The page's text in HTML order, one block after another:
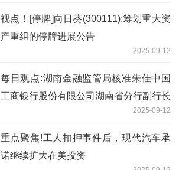
视点！[停牌]向日葵(300111):筹划重大资
产重组的停牌进展公告
2025-09-12
每日观点:湖南金融监管局核准朱佳中国
工商银行股份有限公司湖南省分行副行长
2025-09-12
重点聚焦!工人扣押事件后，现代汽车承
诺继续扩大在美投资